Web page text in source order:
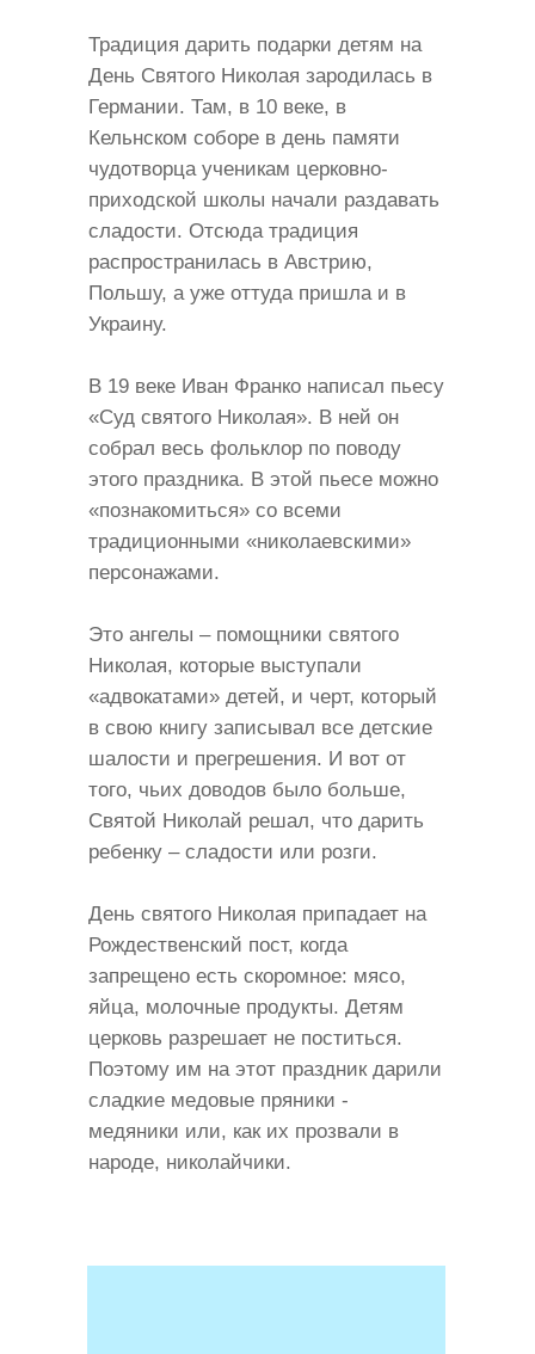
Традиция дарить подарки детям на
День Святого Николая зародилась в
Германии. Там, в 10 веке, в
Кельнском соборе в день памяти
чудотворца ученикам церковно-
приходской школы начали раздавать
сладости. Отсюда традиция
распространилась в Австрию,
Польшу, а уже оттуда пришла и в
Украину.
В 19 веке Иван Франко написал пьесу
«Суд святого Николая». В ней он
собрал весь фольклор по поводу
этого праздника. В этой пьесе можно
«познакомиться» со всеми
традиционными «николаевскими»
персонажами.
Это ангелы – помощники святого
Николая, которые выступали
«адвокатами» детей, и черт, который
в свою книгу записывал все детские
шалости и прегрешения. И вот от
того, чьих доводов было больше,
Святой Николай решал, что дарить
ребенку – сладости или розги.
День святого Николая припадает на
Рождественский пост, когда
запрещено есть скоромное: мясо,
яйца, молочные продукты. Детям
церковь разрешает не поститься.
Поэтому им на этот праздник дарили
сладкие медовые пряники -
медяники или, как их прозвали в
народе, николайчики.